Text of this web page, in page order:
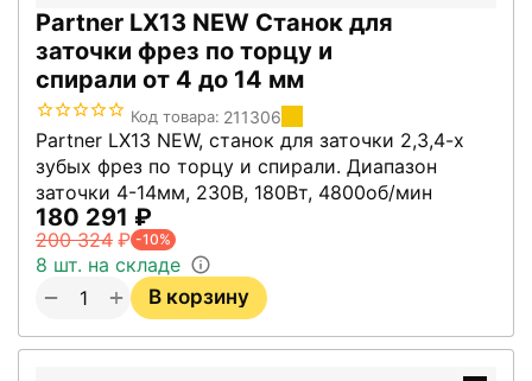
Partner LX13 NEW Станок для
заточки фрез по торцу и
спирали от 4 до 14 мм
Код товара: 211306
Partner LX13 NEW, станок для заточки 2,3,4-х
зубых фрез по торцу и спирали. Диапазон
заточки 4-14мм, 230В, 180Вт, 4800об/мин
180 291 ₽
200 324 ₽ -10%
8 шт. на складе
+
− В корзину